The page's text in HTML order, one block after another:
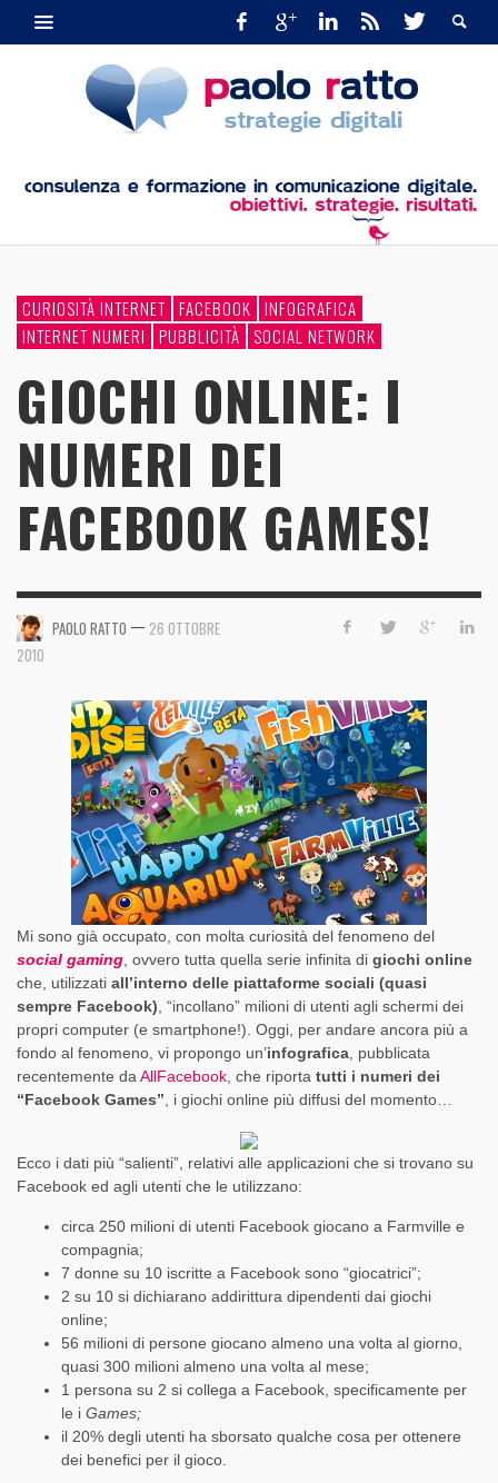
CURIOSITÀ INTERNET FACEBOOK INFOGRAFICA
INTERNET NUMERI
PUBBLICITÀ SOCIAL NETWORK
GIOCHI ONLINE: I
NUMERI DEI
FACEBOOK GAMES!
PAOLO RATTO — 26 OTTOBRE
2010
Mi sono già occupato, con molta curiosità del fenomeno del
social gaming , ovvero tutta quella serie infinita di giochi online
che, utilizzati all’interno delle piattaforme sociali (quasi
sempre Facebook) , “incollano” milioni di utenti agli schermi dei
propri computer (e smartphone!). Oggi, per andare ancora più a
fondo al fenomeno, vi propongo un’infografica , pubblicata
recentemente da AllFacebook , che riporta tutti i numeri dei
“Facebook Games” , i giochi online più diffusi del momento…
Ecco i dati più “salienti”, relativi alle applicazioni che si trovano su
Facebook ed agli utenti che le utilizzano:
circa 250 milioni di utenti Facebook giocano a Farmville e
compagnia;
7 donne su 10 iscritte a Facebook sono “giocatrici”;
2 su 10 si dichiarano addirittura dipendenti dai giochi
online;
56 milioni di persone giocano almeno una volta al giorno,
quasi 300 milioni almeno una volta al mese;
1 persona su 2 si collega a Facebook, specificamente per
le i Games;
il 20% degli utenti ha sborsato qualche cosa per ottenere
dei benefici per il gioco.